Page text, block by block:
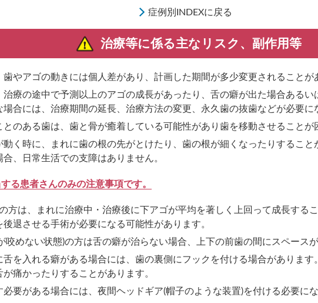
症例別INDEXに戻る
治療等に係る主なリスク、副作用等
歯やアゴの動きには個人差があり、計画した期間が多少変更されることが
治療の途中で予測以上のアゴの成長があったり、舌の癖が出た場合ある
場合には、治療期間の延長、治療方法の変更、永久歯の抜歯などが必要に
とのある歯は、歯と骨が癒着している可能性があり歯を移動させること
動く時に、まれに歯の根の先がとけたり、歯の根が細くなったりすること
合、日常生活での支障はありません。
る患者さんのみの注意事項です。
の方は、まれに治療中・治療後に下アゴが平均を著しく上回って成長する
退させる手術が必要になる可能性があります。
咬めない状態)の方は舌の癖が治らない場合、上下の前歯の間にスペース
舌を入れる癖がある場合には、歯の裏側にフックを付ける場合がありま
が痛かったりすることがあります。
必要がある場合には、夜間ヘッドギア(帽子のような装置)を付ける必要に